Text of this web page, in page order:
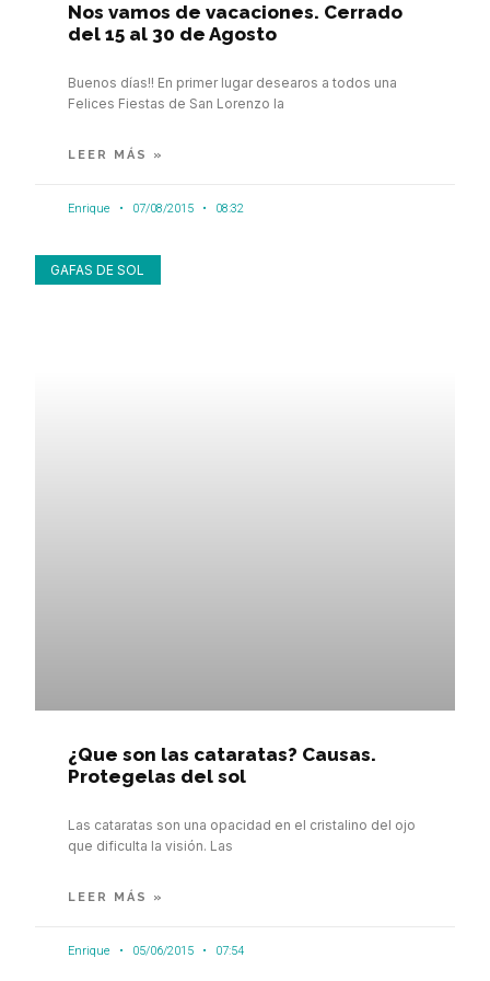
Nos vamos de vacaciones. Cerrado
del 15 al 30 de Agosto
Buenos días!! En primer lugar desearos a todos una
Felices Fiestas de San Lorenzo la
LEER MÁS »
Enrique 07/08/2015 08:32
GAFAS DE SOL
¿Que son las cataratas? Causas.
Protegelas del sol
Las cataratas son una opacidad en el cristalino del ojo
que dificulta la visión. Las
LEER MÁS »
Enrique 05/06/2015 07:54